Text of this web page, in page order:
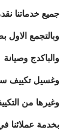
جميع خدماتنا
وبالتجمع الاول
والباكدج وصيانة
وغسيل تكييف
وغيرها من
بخدمة عملائنا